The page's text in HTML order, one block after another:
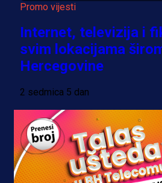
Promo vijesti
Internet, televizija i
svim lokacijama
Hercegovine
2 sedmica 5 dan